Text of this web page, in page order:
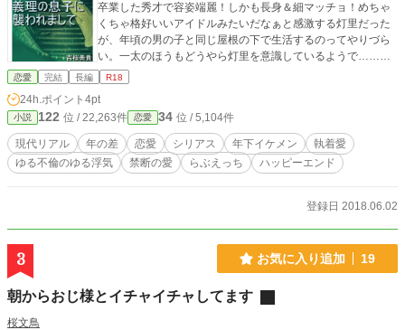
卒業した秀才で容姿端麗！しかも長身＆細マッチョ！めちゃ
くちゃ格好いいアイドルみたいだなぁと感激する灯里だった
が、年頃の男の子と同じ屋根の下で生活するのってやりづら
い。一太のほうもどうやら灯里を意識しているようで……。
やがて一太は成人し、とある事件が名瀬川家に襲いかかる。
ンと年下イケメンの背徳感溢れまくり禁断ロマンス。
恋愛 完結 長編 R18
24h.ポイント 4pt
小説 122 位 / 22,263件 恋愛 34 位 / 5,104件
現代リアル 年の差 恋愛 シリアス 年下イケメン
執着愛
ゆる不倫のゆる浮気
禁断の愛 らぶえっち ハッピーエンド
登録日 2018.06.02
3 お気に入り追加 19
朝からおじ様とイチャイチャしてます
桜文鳥